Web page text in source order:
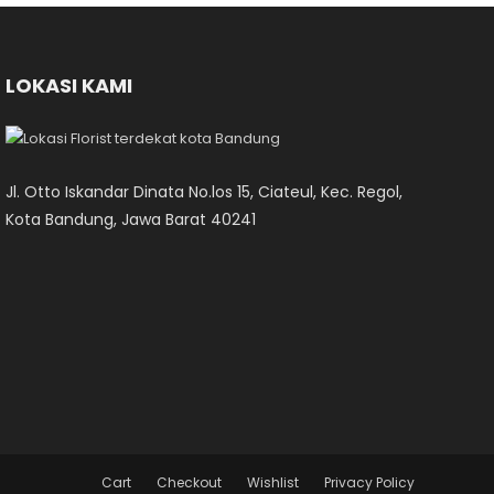
LOKASI KAMI
Jl. Otto Iskandar Dinata No.los 15, Ciateul, Kec. Regol,
Kota Bandung, Jawa Barat 40241
Cart Checkout Wishlist Privacy Policy